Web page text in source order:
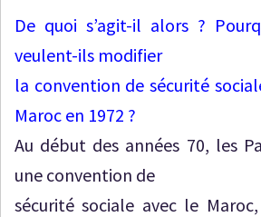
De quoi s’agit-il alors ?
veulent-ils modifier
la convention de sécurité
Maroc en 1972 ?
Au début des années 70, les
une convention de
sécurité sociale avec le